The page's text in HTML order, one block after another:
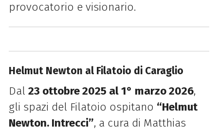
provocatorio e visionario.
Helmut Newton al Filatoio di Caraglio
Dal 23 ottobre 2025 al 1° marzo 2026,
gli spazi del Filatoio ospitano “Helmut
Newton. Intrecci”, a cura di Matthias